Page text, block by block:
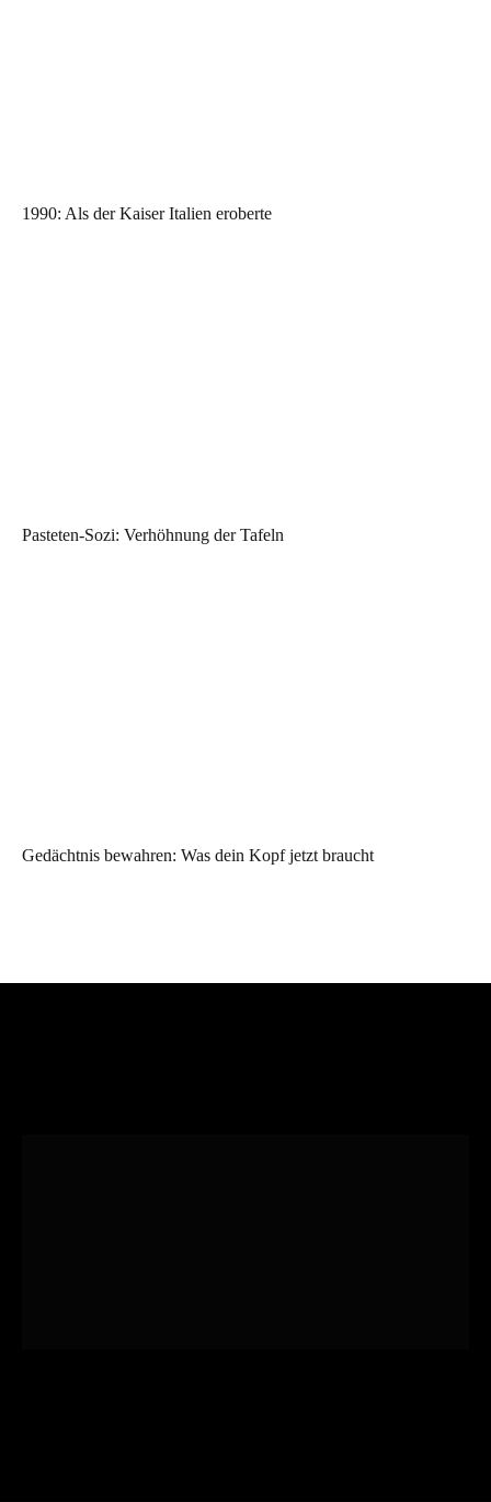
1990: Als der Kaiser Italien eroberte
Pasteten-Sozi: Verhöhnung der Tafeln
Gedächtnis bewahren: Was dein Kopf jetzt braucht